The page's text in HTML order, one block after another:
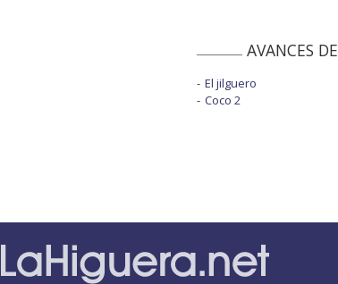
AVANCES
El jilguero
Coco 2